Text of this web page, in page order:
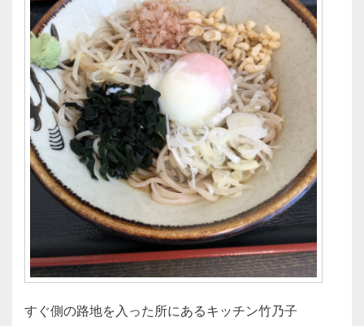
すぐ側の路地を入った所にあるキッチン竹乃子